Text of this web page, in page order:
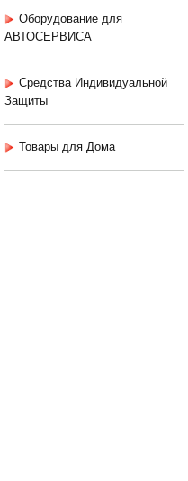
Оборудование для
АВТОСЕРВИСА
Средства Индивидуальной
Защиты
Товары для Дома